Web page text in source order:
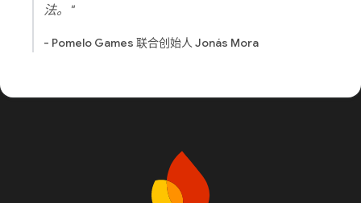
法。"
- Pomelo Games 联合创始人 Jonás Mora